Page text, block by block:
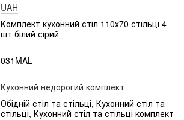
UAH
Комплект кухонний стіл 110х70 стільці 4
шт білий сірий
031MAL
Кухонний недорогий комплект
Обідній стіл та стільці, Кухонний стіл та
стільці, Кухонний стіл та стільці комплект